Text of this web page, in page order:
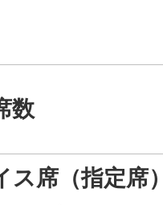
数
ス席（指定席